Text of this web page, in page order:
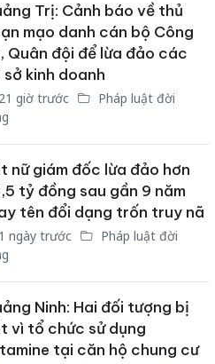
Trị: Cảnh báo về thủ
mạo danh cán bộ Công
Quân đội để lừa đảo các
sở kinh doanh
21 giờ trước
Pháp luật đời
nữ giám đốc lừa đảo hơn
tỷ đồng sau gần 9 năm
tên đổi dạng trốn truy nã
1 ngày trước
Pháp luật đời
Ninh: Hai đối tượng bị
vì tổ chức sử dụng
tại căn hộ chung cư